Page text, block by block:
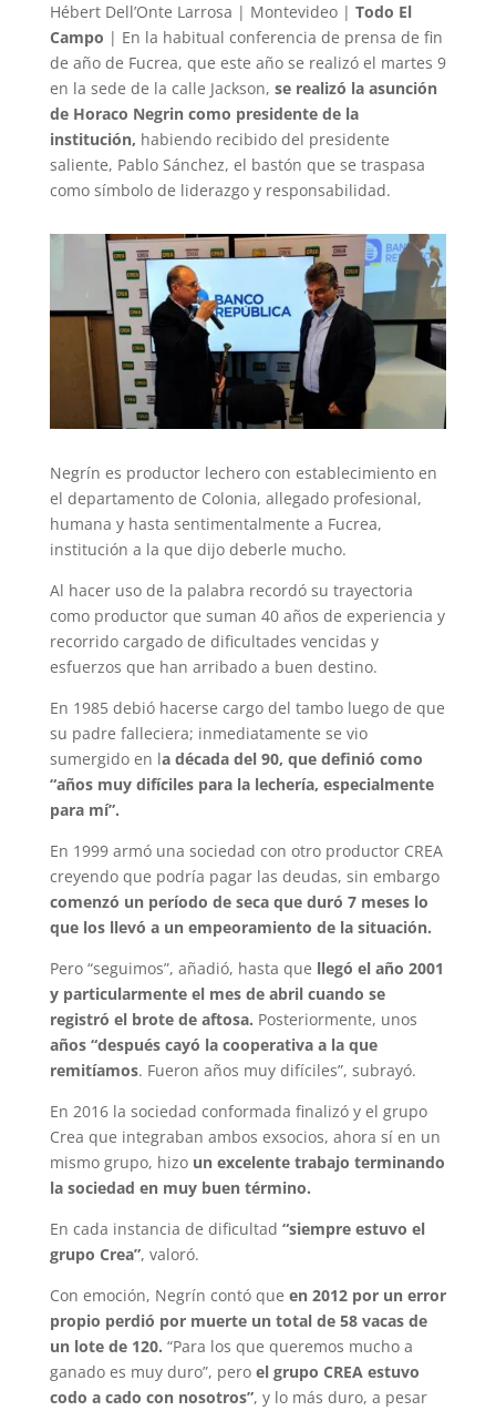
Hébert Dell’Onte Larrosa | Montevideo | Todo El
Campo | En la habitual conferencia de prensa de fin
de año de Fucrea, que este año se realizó el martes 9
en la sede de la calle Jackson, se realizó la asunción
de Horaco Negrin como presidente de la
institución, habiendo recibido del presidente
saliente, Pablo Sánchez, el bastón que se traspasa
como símbolo de liderazgo y responsabilidad.
Negrín es productor lechero con establecimiento en
el departamento de Colonia, allegado profesional,
humana y hasta sentimentalmente a Fucrea,
institución a la que dijo deberle mucho.
Al hacer uso de la palabra recordó su trayectoria
como productor que suman 40 años de experiencia y
recorrido cargado de dificultades vencidas y
esfuerzos que han arribado a buen destino.
En 1985 debió hacerse cargo del tambo luego de que
su padre falleciera; inmediatamente se vio
sumergido en la década del 90, que definió como
“años muy difíciles para la lechería, especialmente
para mí”.
En 1999 armó una sociedad con otro productor CREA
creyendo que podría pagar las deudas, sin embargo
comenzó un período de seca que duró 7 meses lo
que los llevó a un empeoramiento de la situación.
Pero “seguimos”, añadió, hasta que llegó el año 2001
y particularmente el mes de abril cuando se
registró el brote de aftosa. Posteriormente, unos
años “después cayó la cooperativa a la que
remitíamos. Fueron años muy difíciles”, subrayó.
En 2016 la sociedad conformada finalizó y el grupo
Crea que integraban ambos exsocios, ahora sí en un
mismo grupo, hizo un excelente trabajo terminando
la sociedad en muy buen término.
En cada instancia de dificultad “siempre estuvo el
grupo Crea”, valoró.
Con emoción, Negrín contó que en 2012 por un error
propio perdió por muerte un total de 58 vacas de
un lote de 120. “Para los que queremos mucho a
ganado es muy duro”, pero el grupo CREA estuvo
codo a cado con nosotros”, y lo más duro, a pesar